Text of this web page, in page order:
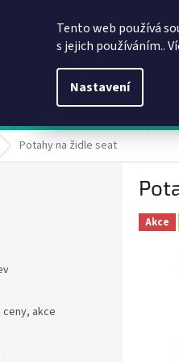
Tento web používá
s jejich používáním..
Nastavení
Potahy na židle seat
akce
Akce